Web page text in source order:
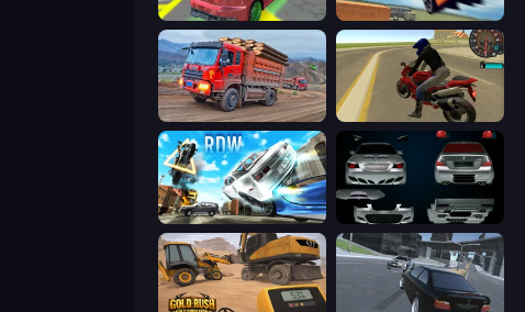
Garage Parking Madalin Stunt Cars 2
Cargo Truck Driver Simulator Moto Rider 3D
Real Drift World Decorate My BMW M5